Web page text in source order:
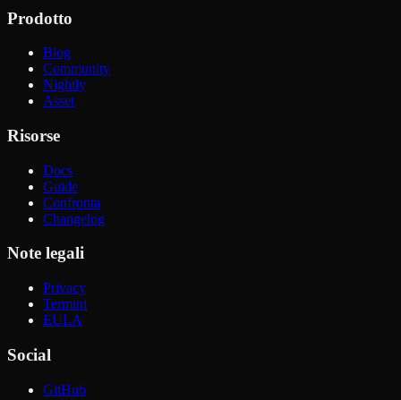
Prodotto
Blog
Community
Nightly
Asset
Risorse
Docs
Guide
Confronta
Changelog
Note legali
Privacy
Termini
EULA
Social
GitHub